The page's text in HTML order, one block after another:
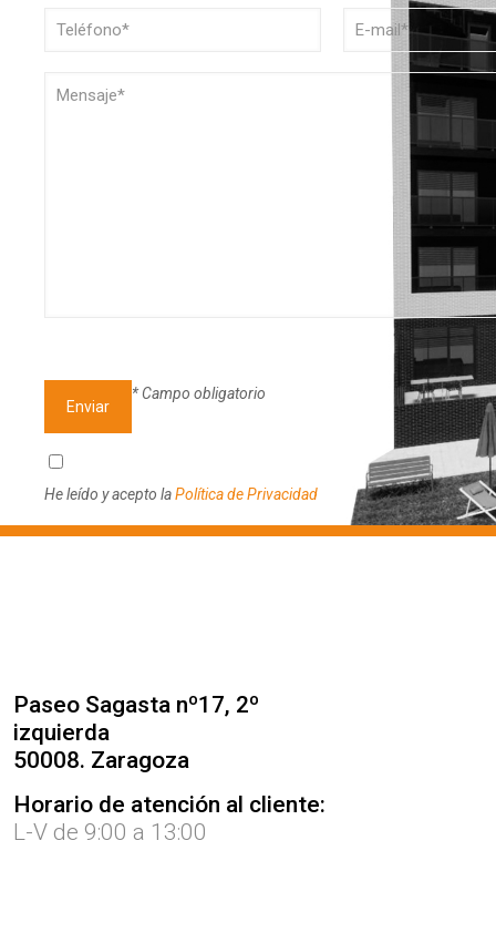
* Campo obligatorio
He leído y acepto laPolítica de Privacidad
Paseo Sagasta nº17, 2º
izquierda
50008. Zaragoza
Horario de atención al cliente:
L-V de 9:00 a 13:00